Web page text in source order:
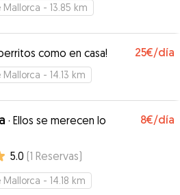
por contentarla: la llevaba al
se separó de ella 🤣🤣🤣. Sin
en ella si necesito cuidadora en
”
Mallorca - 13.85 km
como en casa! 25€/día
Mallorca - 14.13 km
· Ellos se merecen lo
8€/día
5.0 (1 Reservas)
Mallorca - 14.18 km